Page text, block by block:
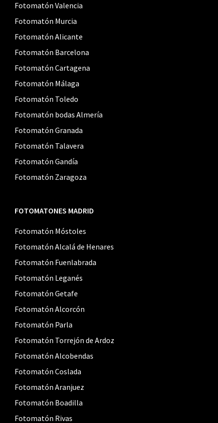
Fotomatón Valencia
Fotomatón Murcia
Fotomatón Alicante
Fotomatón Barcelona
Fotomatón Cartagena
Fotomatón Málaga
Fotomatón Toledo
Fotomatón bodas Almería
Fotomatón Granada
Fotomatón Talavera
Fotomatón Gandía
Fotomatón Zaragoza
FOTOMATONES MADRID
Fotomatón Móstoles
Fotomatón Alcalá de Henares
Fotomatón Fuenlabrada
Fotomatón Leganés
Fotomatón Getafe
Fotomatón Alcorcón
Fotomatón Parla
Fotomatón Torrejón de Ardoz
Fotomatón Alcobendas
Fotomatón Coslada
Fotomatón Aranjuez
Fotomatón Boadilla
Fotomatón Rivas